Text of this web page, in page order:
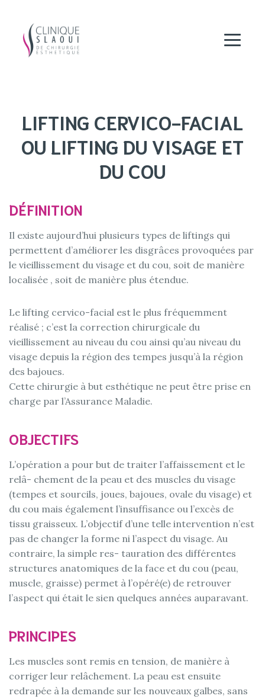
LIFTING CERVICO-FACIAL
OU LIFTING DU VISAGE ET
DU COU
DÉFINITION
Il existe aujourd’hui plusieurs types de liftings qui
permettent d’améliorer les disgrâces provoquées par
le vieillissement du visage et du cou, soit de manière
localisée , soit de manière plus étendue.
Le lifting cervico-facial est le plus fréquemment
réalisé ; c’est la correction chirurgicale du
vieillissement au niveau du cou ainsi qu’au niveau du
visage depuis la région des tempes jusqu’à la région
des bajoues.
Cette chirurgie à but esthétique ne peut être prise en
charge par l’Assurance Maladie.
OBJECTIFS
L’opération a pour but de traiter l’affaissement et le
relâ- chement de la peau et des muscles du visage
(tempes et sourcils, joues, bajoues, ovale du visage) et
du cou mais également l’insuffisance ou l’excès de
tissu graisseux. L’objectif d’une telle intervention n’est
pas de changer la forme ni l’aspect du visage. Au
contraire, la simple res- tauration des différentes
structures anatomiques de la face et du cou (peau,
muscle, graisse) permet à l’opéré(e) de retrouver
l’aspect qui était le sien quelques années auparavant.
PRINCIPES
Les muscles sont remis en tension, de manière à
corriger leur relâchement. La peau est ensuite
redrapée à la demande sur les nouveaux galbes, sans